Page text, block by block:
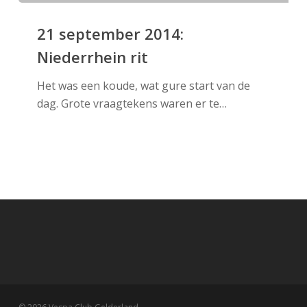
september
Niederrhein
21 september 2014:
Niederrhein rit
Het was een koude, wat gure start van de
dag. Grote vraagtekens waren er te…